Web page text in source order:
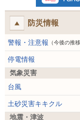
防災情報
警報・注意報 （今後の推移
停電情報
気象災害
台風
土砂災害キキクル
地震・津波